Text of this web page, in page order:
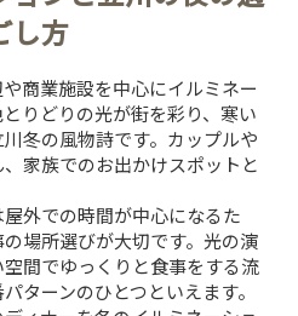
し方
商業施設を中心にイルミネー
りどりの光が街を彩り、寒い
冬の風物詩です。カップルや
家族でのお出かけスポットと
外での時間が中心になるた
場所選びが大切です。光の演
間でゆっくりと食事をする流
ターンのひとつといえます。